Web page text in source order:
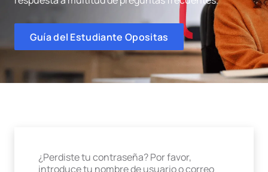
Guía del Estudiante Opositas
¿Perdiste tu contraseña? Por favor,
introduce tu nombre de usuario o correo